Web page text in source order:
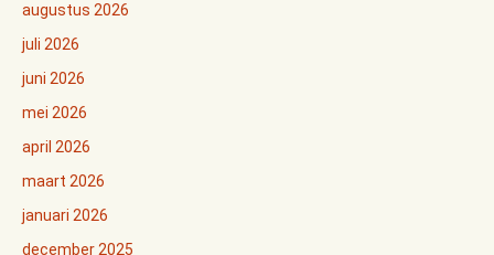
augustus 2026
juli 2026
juni 2026
mei 2026
april 2026
maart 2026
januari 2026
december 2025